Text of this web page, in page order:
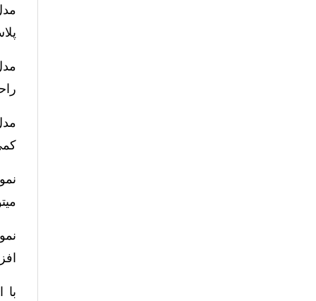
پلاستیکی